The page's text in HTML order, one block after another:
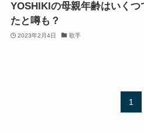
YOSHIKIの母親年齢はいく
たと噂も？
2023年2月4日 歌手
1